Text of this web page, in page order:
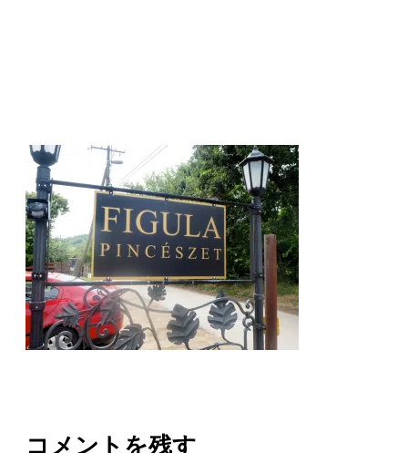
コメントを残す